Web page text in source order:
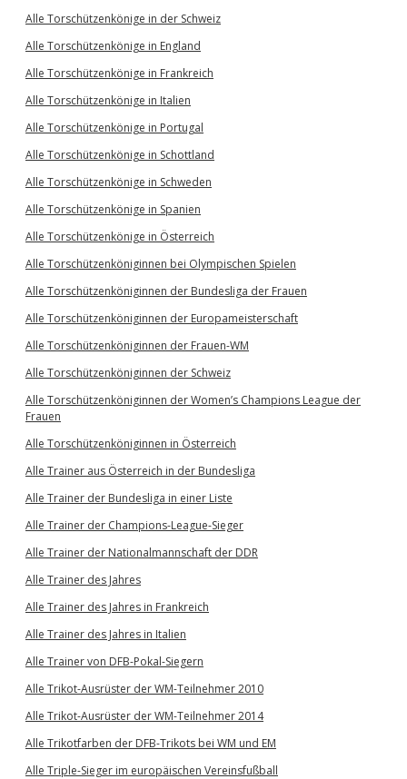
Alle Torschützenkönige in der Schweiz
Alle Torschützenkönige in England
Alle Torschützenkönige in Frankreich
Alle Torschützenkönige in Italien
Alle Torschützenkönige in Portugal
Alle Torschützenkönige in Schottland
Alle Torschützenkönige in Schweden
Alle Torschützenkönige in Spanien
Alle Torschützenkönige in Österreich
Alle Torschützenköniginnen bei Olympischen Spielen
Alle Torschützenköniginnen der Bundesliga der Frauen
Alle Torschützenköniginnen der Europameisterschaft
Alle Torschützenköniginnen der Frauen-WM
Alle Torschützenköniginnen der Schweiz
Alle Torschützenköniginnen der Women’s Champions League der
Frauen
Alle Torschützenköniginnen in Österreich
Alle Trainer aus Österreich in der Bundesliga
Alle Trainer der Bundesliga in einer Liste
Alle Trainer der Champions-League-Sieger
Alle Trainer der Nationalmannschaft der DDR
Alle Trainer des Jahres
Alle Trainer des Jahres in Frankreich
Alle Trainer des Jahres in Italien
Alle Trainer von DFB-Pokal-Siegern
Alle Trikot-Ausrüster der WM-Teilnehmer 2010
Alle Trikot-Ausrüster der WM-Teilnehmer 2014
Alle Trikotfarben der DFB-Trikots bei WM und EM
Alle Triple-Sieger im europäischen Vereinsfußball